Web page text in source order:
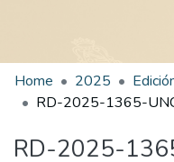
Home 2025
RD-2025-